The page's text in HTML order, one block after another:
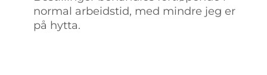
normal arbeidstid, med mindre jeg er
på hytta.